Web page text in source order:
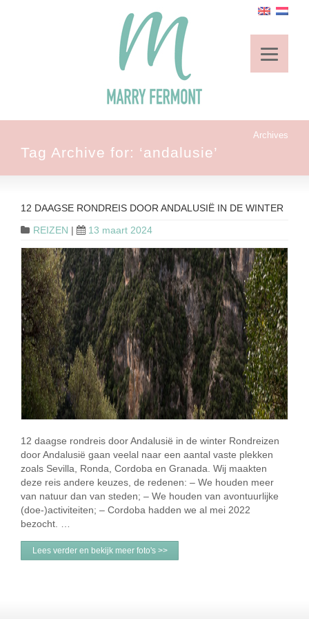
Archives
Tag Archive for: ‘andalusie’
12 DAAGSE RONDREIS DOOR ANDALUSIË IN DE WINTER
REIZEN | 13 maart 2024
12 daagse rondreis door Andalusië in de winter Rondreizen
door Andalusië gaan veelal naar een aantal vaste plekken
zoals Sevilla, Ronda, Cordoba en Granada. Wij maakten
deze reis andere keuzes, de redenen: – We houden meer
van natuur dan van steden; – We houden van avontuurlijke
(doe-)activiteiten; – Cordoba hadden we al mei 2022
bezocht. …
Lees verder en bekijk meer foto's >>